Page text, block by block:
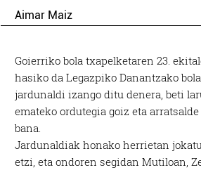
Aimar Maiz
Goierriko bola txapelketaren 23.
hasiko da Legazpiko Danantzako
jardunaldi izango ditu denera, beti
emateko ordutegia goiz eta
bana.
Jardunaldiak honako herrietan
etzi, eta ondoren segidan Mutiloan,